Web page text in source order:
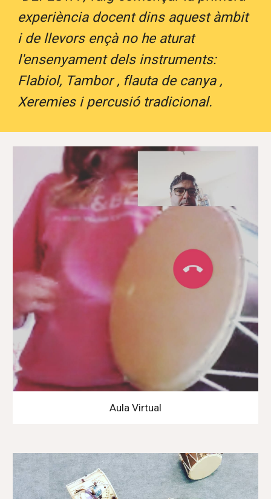
experiència docent dins aquest àmbit
i de llevors ençà no he aturat
l'ensenyament dels instruments:
Flabiol, Tambor , flauta de canya ,
Xeremies i percusió tradicional.
Aula Virtual